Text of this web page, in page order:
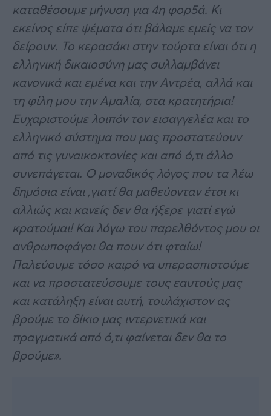
καταθέσουμε μήνυση για 4η φορ5ά. Κι
εκείνος είπε ψέματα ότι βάλαμε εμείς να τον
δείρουν. Το κερασάκι στην τούρτα είναι ότι η
ελληνική δικαιοσύνη μας συλλαμβάνει
κανονικά και εμένα και την Αντρέα, αλλά και
τη φίλη μου την Αμαλία, στα κρατητήρια!
Ευχαριστούμε λοιπόν τον εισαγγελέα και το
ελληνικό σύστημα που μας προστατεύουν
από τις γυναικοκτονίες και από ό,τι άλλο
συνεπάγεται. Ο μοναδικός λόγος που τα λέω
δημόσια είναι ,γιατί θα μαθεύονταν έτσι κι
αλλιώς και κανείς δεν θα ήξερε γιατί εγώ
κρατούμαι! Και λόγω του παρελθόντος μου οι
ανθρωποφάγοι θα πουν ότι φταίω!
Παλεύουμε τόσο καιρό να υπερασπιστούμε
και να προστατεύσουμε τους εαυτούς μας
και κατάληξη είναι αυτή, τουλάχιστον ας
βρούμε το δίκιο μας ιντερνετικά και
πραγματικά από ό,τι φαίνεται δεν θα το
βρούμε».